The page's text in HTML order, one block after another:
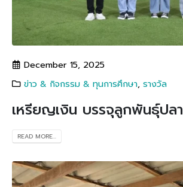
December 15, 2025
ข่าว & กิจกรรม & ทุนการศึกษา,รางวัล
เหรียญเงิน บรรจุลูกพันธุ์ปลา
READ MORE...